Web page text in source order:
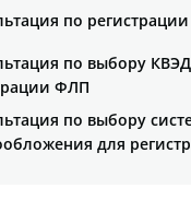
по
по выбору
ФЛП
по выбору
для